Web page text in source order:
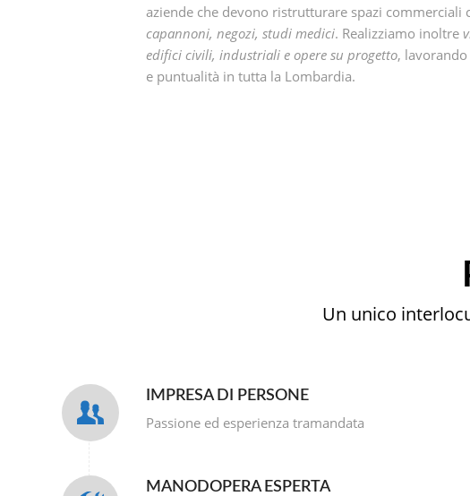
aziende che devono ristrutturare spazi commerciali
capannoni, negozi, studi medici. Realizziamo inoltre
edifici civili, industriali e opere su progetto,
e puntualità in tutta la Lombardia.
Un unico
IMPRESA DI PERSONE
Passione ed esperienza tramandata
MANODOPERA ESPERTA